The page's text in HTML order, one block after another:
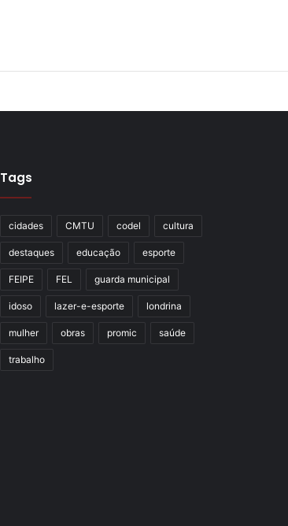
Tags
cidades CMTU codel cultura
destaques educação esporte
FEIPE FEL guarda municipal
idoso lazer-e-esporte londrina
mulher obras promic saúde
trabalho